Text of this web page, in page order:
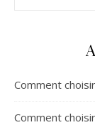
Comment
Comment